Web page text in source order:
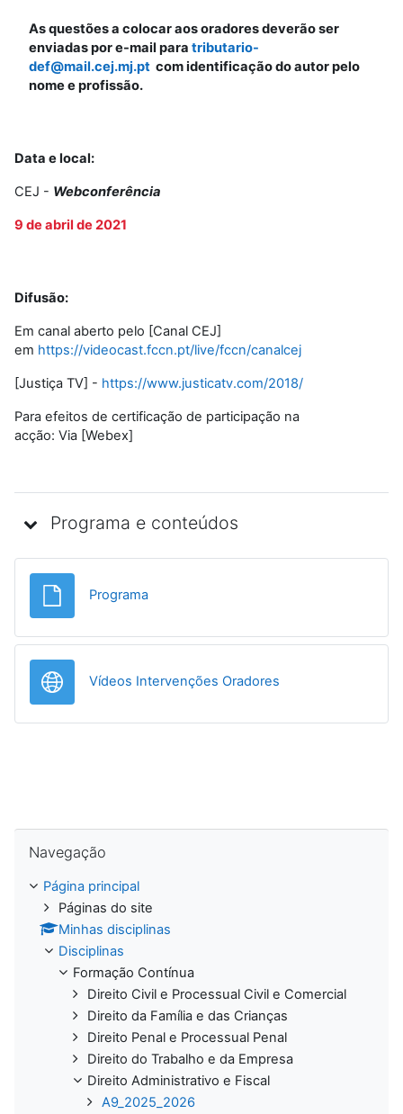
As questões a colocar aos oradores deverão ser
enviadas por e-mail para tributario-
def@mail.cej.mj.pt comidentificação do autor pelo
nome e profissão.
Data e local:
CEJ - Webconferência
9 de abril de 2021
Difusão:
Em canal aberto pelo [Canal CEJ]
em https://videocast.fccn.pt/live/fccn/canalcej
[Justiça TV] - https://www.justicatv.com/2018/
Para efeitos de certificação de participação na
acção: Via [Webex]
Programa e conteúdos
ProgramaFicheiro
Vídeos Intervenções Oradores
Navegação
Página principal
Páginas do site
Minhas disciplinas
Disciplinas
Formação Contínua
Direito Civil e Processual Civil e Comercial
Direito da Família e das Crianças
Direito Penal e Processual Penal
Direito do Trabalho e da Empresa
Direito Administrativo e Fiscal
A9_2025_2026